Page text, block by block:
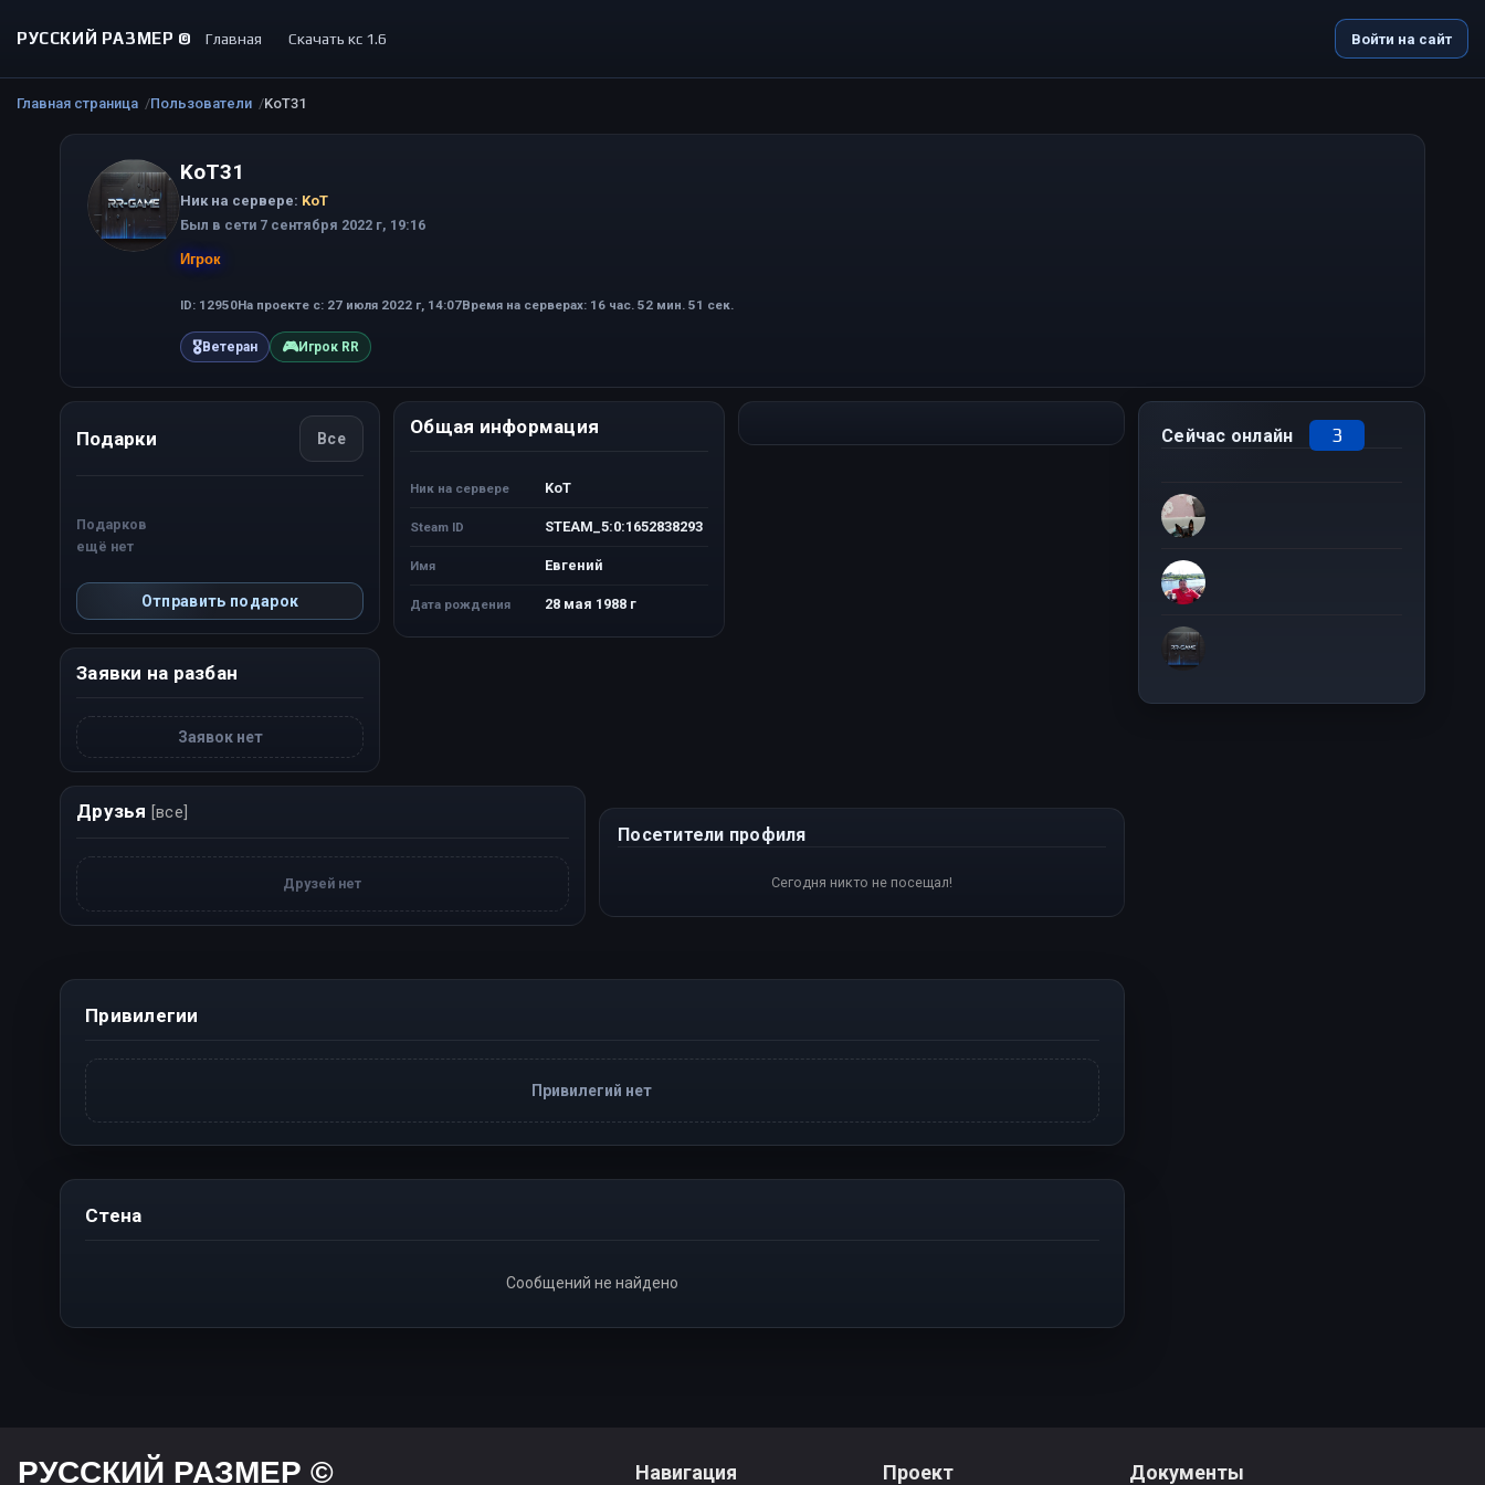
РУССКИЙ РАЗМЕР © Главная Скачать кс 1.6 Войти на сайт
Главная страница Пользователи KoT31
KoT31
Ник на сервере: KoT
Был в сети 7 сентября 2022 г, 19:16
Игрок
ID: 12950На проекте с: 27 июля 2022 г, 14:07Время на серверах: 16 час. 52 мин. 51 сек.
🎖Ветеран 🎮Игрок RR
Подарки Все
Подарков
ещё нет
Отправить подарок
Заявки на разбан
Заявок нет
Общая информация
Ник на сервере KoT
Steam ID STEAM_5:0:1652838293
Имя Евгений
Дата рождения 28 мая 1988 г
Друзья [все]
Друзей нет
Посетители профиля
Сегодня никто не посещал!
Сейчас онлайн 3
Привилегии
Привилегий нет
Стена
Сообщений не найдено
РУССКИЙ РАЗМЕР © Навигация Проект Документы